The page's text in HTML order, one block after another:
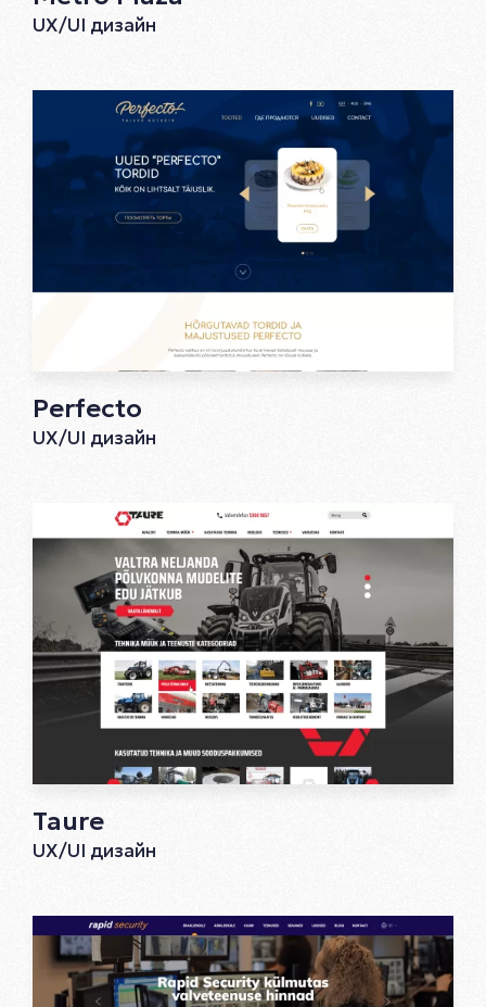
UX/UI дизайн
Perfecto
UX/UI дизайн
Taure
UX/UI дизайн